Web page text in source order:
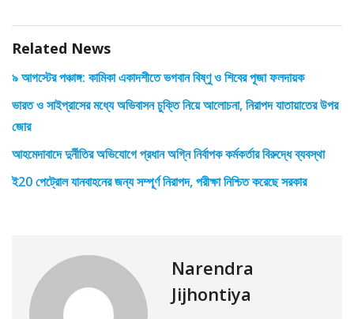
Related News
৯ আগস্টের পঞ্চাঙ্গ: কামিকা একাদশীতে ভগবান বিষ্ণু ও শিবের পূজা ফলদায়ক
ভারত ও সাইপ্রাসের মধ্যে অভিবাসন চুক্তি নিয়ে আলোচনা, নিরাপদ যাতায়াতের উপর
জোর
আহমেদাবাদে দুর্নীতির অভিযোগে প্রধান অগ্নি নির্বাপক কর্মকর্তার বিরুদ্ধে ব্যবস্থা
ই20 পেট্রোল যানবাহনের জন্য সম্পূর্ণ নিরাপদ, পরীক্ষা নিশ্চিত করেছে সরকার
Narendra
Jijhontiya